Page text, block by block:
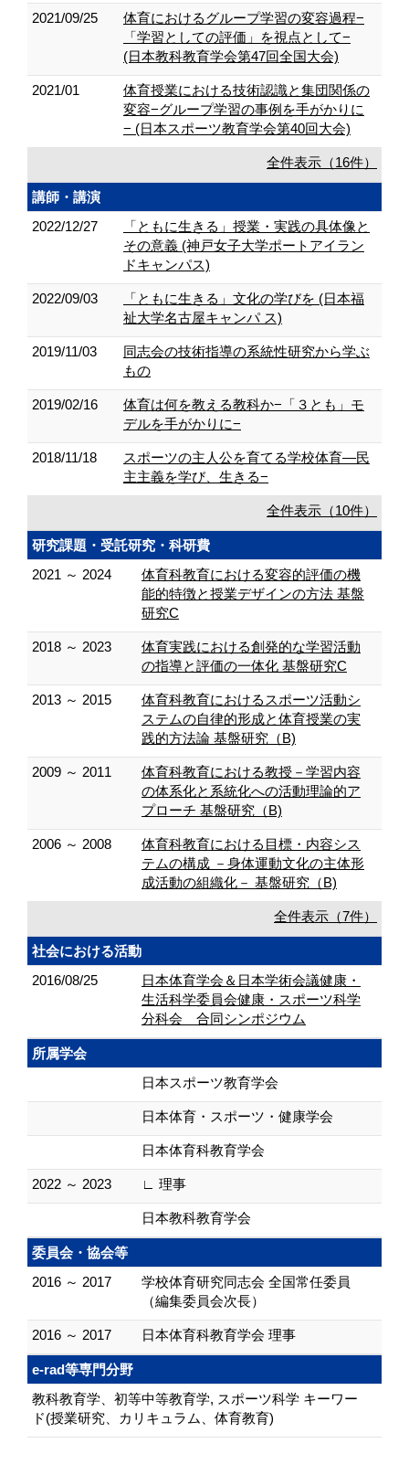
2021/09/25
体育におけるグループ学習の変容過程−
「学習としての評価」を視点として−
(日本教科教育学会第47回全国大会)
2021/01
体育授業における技術認識と集団関係の
変容−グループ学習の事例を手がかりに
− (日本スポーツ教育学会第40回大会)
全件表示（16件）
講師・講演
2022/12/27
「ともに生きる」授業・実践の具体像と
その意義 (神戸女子大学ポートアイラン
ドキャンパス)
2022/09/03
「ともに生きる」文化の学びを (日本福
祉大学名古屋キャンパ ス)
2019/11/03
同志会の技術指導の系統性研究から学ぶ
もの
2019/02/16
体育は何を教える教科か−「３とも」モ
デルを手がかりに−
2018/11/18
スポーツの主人公を育てる学校体育―民
主主義を学び、生きる−
全件表示（10件）
研究課題・受託研究・科研費
2021 ～ 2024
体育科教育における変容的評価の機
能的特徴と授業デザインの方法 基盤
研究C
2018 ～ 2023
体育実践における創発的な学習活動
の指導と評価の一体化 基盤研究C
2013 ～ 2015
体育科教育におけるスポーツ活動シ
ステムの自律的形成と体育授業の実
践的方法論 基盤研究（B)
2009 ～ 2011
体育科教育における教授－学習内容
の体系化と系統化への活動理論的ア
プローチ 基盤研究（B)
2006 ～ 2008
体育科教育における目標・内容シス
テムの構成 －身体運動文化の主体形
成活動の組織化－ 基盤研究（B)
全件表示（7件）
社会における活動
2016/08/25
日本体育学会＆日本学術会議健康・
生活科学委員会健康・スポーツ科学
分科会 合同シンポジウム
所属学会
日本スポーツ教育学会
日本体育・スポーツ・健康学会
日本体育科教育学会
2022 ～ 2023 ∟ 理事
日本教科教育学会
委員会・協会等
2016 ～ 2017
学校体育研究同志会 全国常任委員
（編集委員会次長）
2016 ～ 2017 日本体育科教育学会 理事
e-rad等専門分野
教科教育学、初等中等教育学, スポーツ科学 キーワー
ド(授業研究、カリキュラム、体育教育)